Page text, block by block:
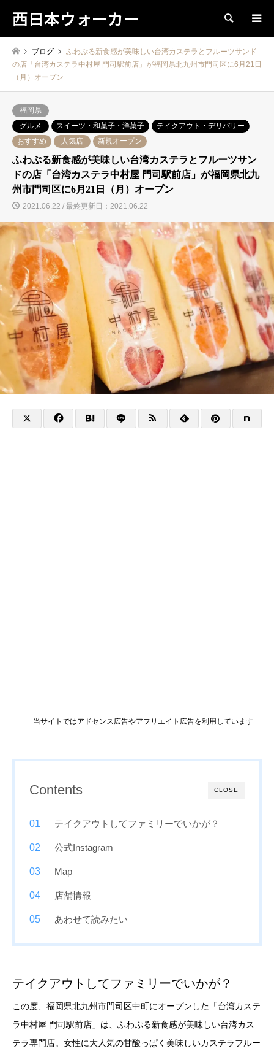
西日本ウォーカー 検索
ブログ
ふわぷる新食感が美味しい台湾カステラとフルーツサンド
の店「台湾カステラ中村屋 門司駅前店」が福岡県北九州市門司区に6月21日
（月）オープン
福岡県
グルメ
スイーツ・和菓子・洋菓子
テイクアウト・デリバリー
おすすめ
人気店 新規オープン
ふわぷる新食感が美味しい台湾カステラとフルーツサン
ドの店「台湾カステラ中村屋 門司駅前店」が福岡県北九
州市門司区に6月21日（月）オープン
2021.06.22 / 最終更新日：2021.06.22
当サイトではアドセンス広告やアフリエイト広告を利用しています
CLOSE
Contents
テイクアウトしてファミリーでいかが？
公式Instagram
Map
店舗情報
あわせて読みたい
テイクアウトしてファミリーでいかが？
この度、福岡県北九州市門司区中町にオープンした「台湾カステ
ラ中村屋 門司駅前店」は、ふわぷる新食感が美味しい台湾カス
テラ専門店。女性に大人気の甘酸っぱく美味しいカステラフルー